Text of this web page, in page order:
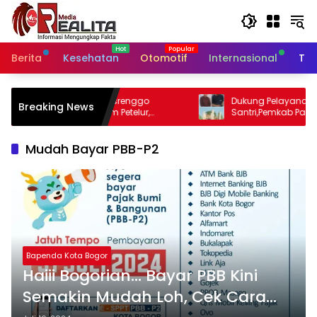
Langsung
konten
Berita
Kesehatan Otomotif Internasional
Breaking News
Dan
Dukung Pelayanan Kesehatan
Santri,Pemkab Pasuruan Bangunan Poli
Klinik Kesehatan di Ponpes
Mudah Bayar PBB-P2
Bapenda Kota Bogor
Haiii Bogorian… Bayar PBB Kini
Semakin Mudah Loh, Cek Cara